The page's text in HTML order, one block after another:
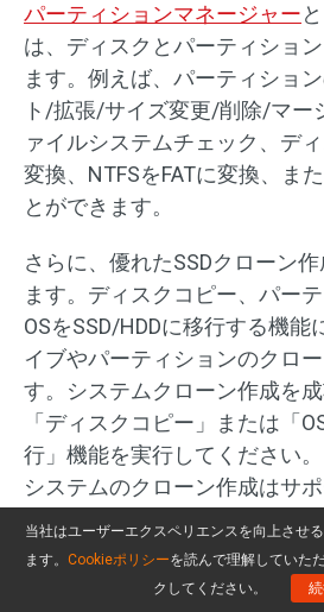
パーティションマネージャー
は、ディスクとパーティショ
ます。例えば、パーティショ
ト/拡張/サイズ変更/削除/マー
ァイルシステムチェック、デ
変換、NTFSをFATに変換、ま
とができます。
さらに、優れたSSDクローン
ます。ディスクコピー、パー
OSをSSD/HDDに移行する機能
イブやパーティションのクロ
す。システムクローン作成を成
「ディスクコピー」または「
行」機能を実行してください
システムのクローン作成はサ
タ ディスクのコピーのみがサ
ご注意ください。
当社はユーザーエクスペリエンスを向上させ
ます。 Cookieポリシーを読んで理解していた
クしてください。